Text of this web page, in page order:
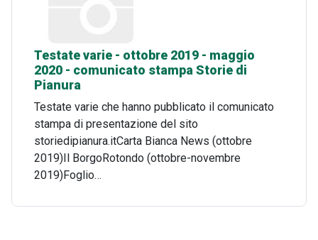
Testate varie - ottobre 2019 - maggio
2020 - comunicato stampa Storie di
Pianura
Testate varie che hanno pubblicato il comunicato
stampa di presentazione del sito
storiedipianura.itCarta Bianca News (ottobre
2019)Il BorgoRotondo (ottobre-novembre
2019)Foglio…